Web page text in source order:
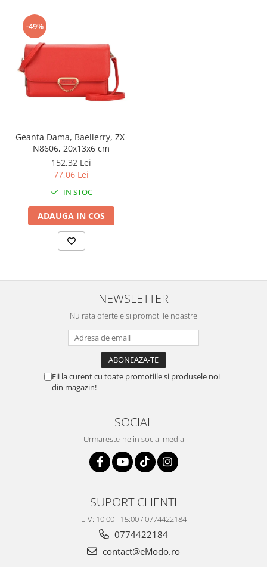
-49%
Geanta Dama, Baellerry, ZX-
N8606, 20x13x6 cm
152,32 Lei
77,06 Lei
IN STOC
ADAUGA IN COS
NEWSLETTER
Nu rata ofertele si promotiile noastre
Fii la curent cu toate promotiile si produsele noi
din magazin!
SOCIAL
Urmareste-ne in social media
SUPORT CLIENTI
L-V: 10:00 - 15:00 / 0774422184
0774422184
contact@eModo.ro